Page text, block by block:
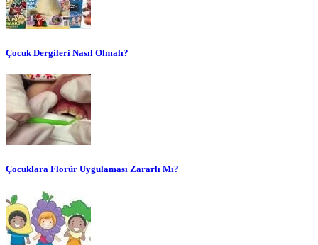
Çocuk Dergileri Nasıl Olmalı?
Çocuklara Florür Uygulaması Zararlı Mı?